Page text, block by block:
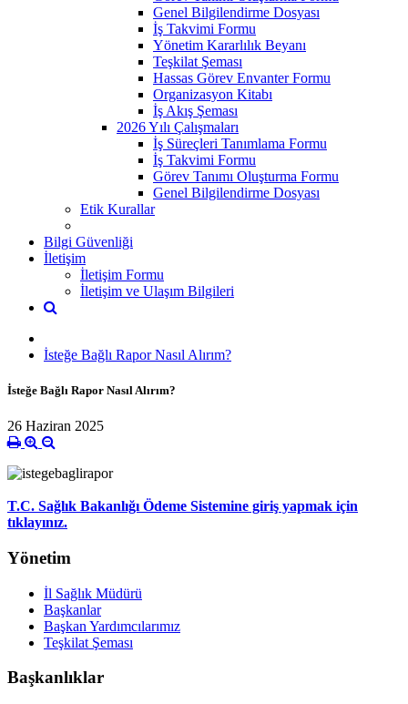
Genel Bilgilendirme Dosyası
İş Takvimi Formu
Yönetim Kararlılık Beyanı
Teşkilat Şeması
Hassas Görev Envanter Formu
Organizasyon Kitabı
İş Akış Şeması
2026 Yılı Çalışmaları
İş Süreçleri Tanımlama Formu
İş Takvimi Formu
Görev Tanımı Oluşturma Formu
Genel Bilgilendirme Dosyası
Etik Kurallar
Bilgi Güvenliği
İletişim
İletişim Formu
İletişim ve Ulaşım Bilgileri
İsteğe Bağlı Rapor Nasıl Alırım?
İsteğe Bağlı Rapor Nasıl Alırım?
26 Haziran 2025
T.C. Sağlık Bakanlığı Ödeme Sistemine giriş yapmak için
tıklayınız.
Yönetim
İl Sağlık Müdürü
Başkanlar
Başkan Yardımcılarımız
Teşkilat Şeması
Başkanlıklar